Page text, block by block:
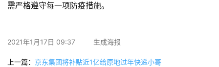
简
圈
子
需严格遵守每一项防疫措施。
2021年1月17日 09:37 生成海报
上一篇： 京东集团将补贴近1亿给原地过年快递小哥